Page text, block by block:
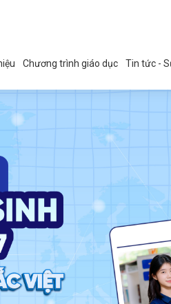
Chương trình giáo dục Tin tức -